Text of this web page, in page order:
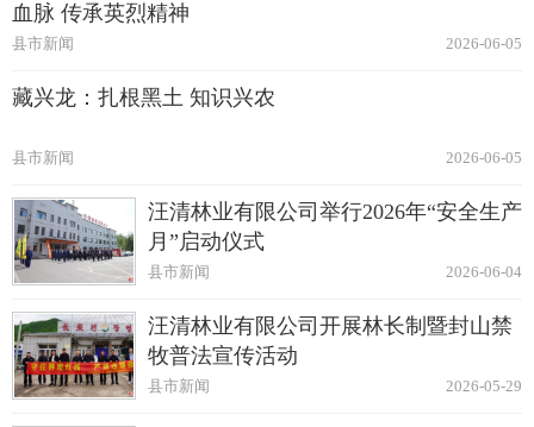
血脉 传承英烈精神
2026-06-05
县市新闻
藏兴龙：扎根黑土 知识兴农
2026-06-05
县市新闻
汪清林业有限公司举行2026年“安全生产
月”启动仪式
2026-06-04
县市新闻
汪清林业有限公司开展林长制暨封山禁
牧普法宣传活动
2026-05-29
县市新闻